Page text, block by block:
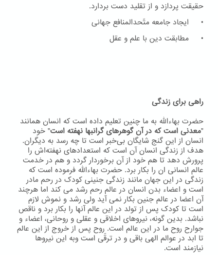
حقیقت پردازد و از تقلید دست بردارد.
• ایجاد جامعه متّحدالمنافع جهانی
• مطابقت دین با علم و عقل
راهی برای زندگی
حضرت بهاءاللّه به ما چنین تعلیم داده است که انسان همانند
"معدنی است که در آن گوهرهای گرانبها نهفته است" خود
انسان از این گنج شایگان بی‌خبر است تا چه رسد به دیگران.
هدف از زندگی انسان آن است که استعدادهای نهفته‌اش را
پرورش دهد تا هم خود از آن برخوردار گردد و هم در خدمت
عالم انسانی ان را بکار برد. حضرت بهاءاللّه فرموده است که
زندگی در این جهان مانند زندگی جنینی کودک در رحم مادر
است و اعضاء بدن انسان در عالم رحم رشد می کند اما هرچند
آن اعضا در عالم جنین بکار نمی آید ولی رشد و نموش لازم
است تا کودک پس از تولد در این عالم آنها را بکار برد و ناقص
نباشد. بدین گونه، نیروهای اخلاقی و عقلی و روحانی، اعضاء و
جوارح روح ما در این عالم است. روح پس از خروج از این عالم
تا ابد در عوالم الهی باقی و در ترقّی است وبه اين نيروها
نيازمند است.